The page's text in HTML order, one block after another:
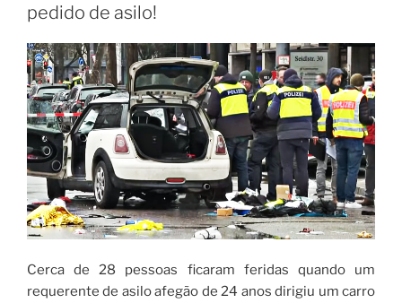
pedido de asilo!
Cerca de 28 pessoas ficaram feridas quando um
requerente de asilo afegão de 24 anos dirigiu um carro